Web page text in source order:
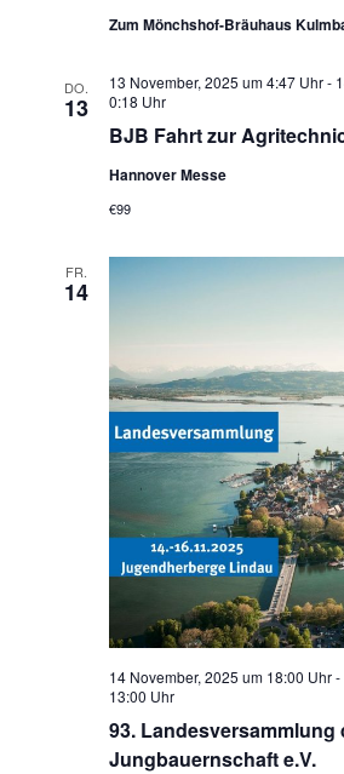
Zum Mönchshof-Bräuhaus
DO.
13
BJB Fahrt zur
13 November, 2025 um 4:47 Uhr-
0:18 Uhr
Hannover Messe
€99
FR.
14
93. Landesversammlung
Jungbauernschaft e.V.
14 November, 2025 um 18:00 Uhr-
13:00 Uhr